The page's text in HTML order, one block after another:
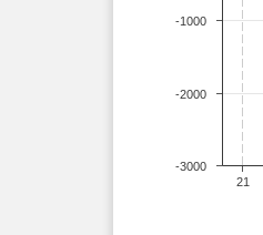
21
-2000
-1000
-3000